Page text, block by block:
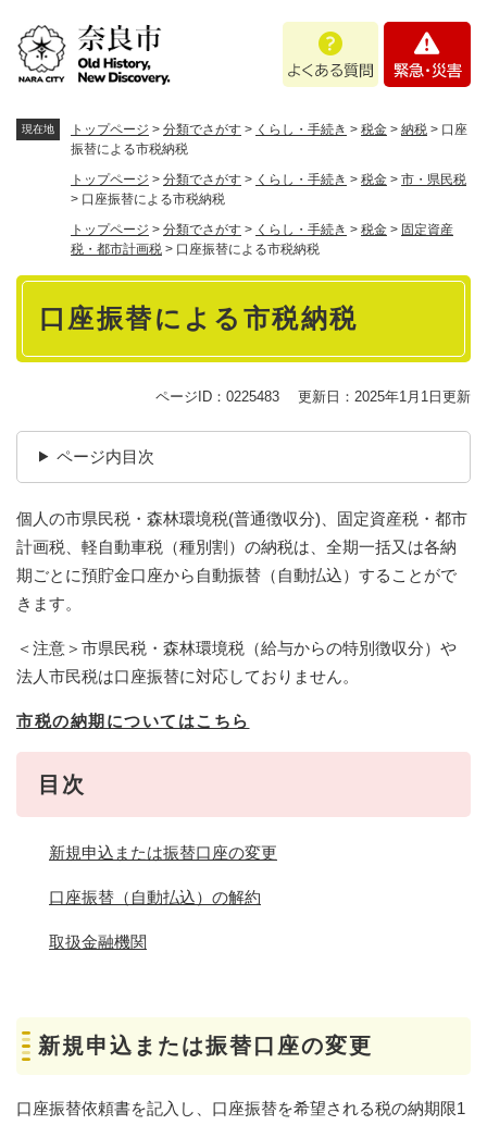
あ
問
・
現在地 トップページ > 分類でさがす > くらし・手続き > 税金 > 納税 > 口座
振替による市税納税
トップページ > 分類でさがす > くらし・手続き > 税金 > 市・県民税
> 口座振替による市税納税
トップページ > 分類でさがす > くらし・手続き > 税金 > 固定資産
税・都市計画税 > 口座振替による市税納税
本
口座振替による市税納税
ページID：0225483 更新日：2025年1月1日更新
ページ内目次
個人の市県民税・森林環境税(普通徴収分)、固定資産税・都市
計画税、軽自動車税（種別割）の納税は、全期一括又は各納
期ごとに預貯金口座から自動振替（自動払込）することがで
きます。
＜注意＞市県民税・森林環境税（給与からの特別徴収分）や
法人市民税は口座振替に対応しておりません。
市税の納期についてはこちら
目次
新規申込または振替口座の変更
口座振替（自動払込）の解約
取扱金融機関
新規申込または振替口座の変更
口座振替依頼書を記入し、口座振替を希望される税の納期限1